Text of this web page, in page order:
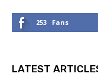
253 Fans
LATEST